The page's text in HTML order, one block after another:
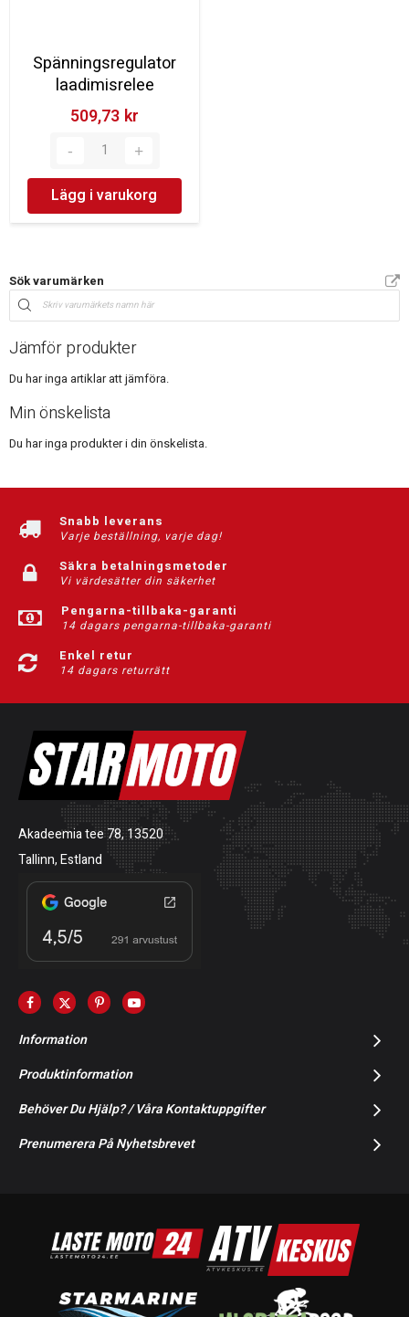
Spänningsregulator
laadimisrelee
509,73 kr‎
Lägg i varukorg
Sök varumärken
Jämför produkter
Du har inga artiklar att jämföra.
Min önskelista
Du har inga produkter i din önskelista.
Snabb leverans
Varje beställning, varje dag!
Säkra betalningsmetoder
Vi värdesätter din säkerhet
Pengarna-tillbaka-garanti
14 dagars pengarna-tillbaka-garanti
Enkel retur
14 dagars returrätt
Akadeemia tee 78, 13520
Tallinn, Estland
Information
Produktinformation
Behöver Du Hjälp? / Våra Kontaktuppgifter
Prenumerera På Nyhetsbrevet